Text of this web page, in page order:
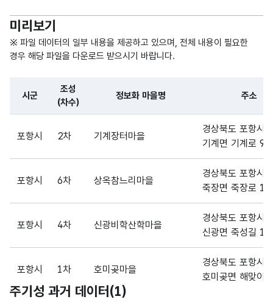
미리보기
※ 파일 데이터의 일부 내용을 제공하고 있으며, 전체 내용이 필요한
경우 해당 파일을 다운로드 받으시기 바랍니다.
파일 데이터의 일부 내용의 표로 센터명, 프로그램명, 강습요일
시군
조성
(차수)
정보화 마을명 주소
포항시 2차 기계장터마을
경상북도 포항시
기계면 기계로 94
포항시 6차 상옥참느리마을
경상북도 포항시
죽장면 죽장로
포항시 4차 신광비학산학마을
경상북도 포항시
신광면 죽성길
포항시 1차 호미곶마을
경상북도 포항시
호미곶면 해맞이
주기성 과거 데이터(1)